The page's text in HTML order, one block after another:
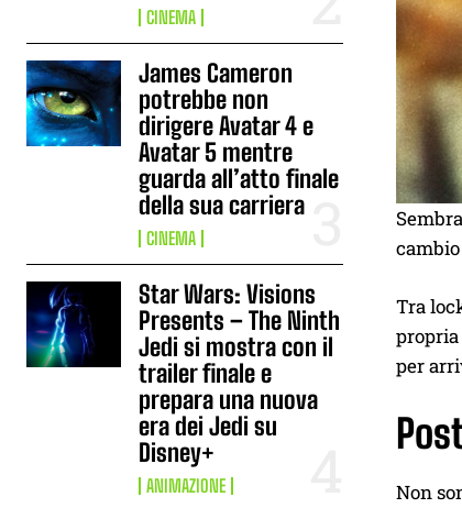
CINEMA
James Cameron
potrebbe non
dirigere Avatar 4 e
Avatar 5 mentre
guarda all’atto finale
della sua carriera
CINEMA
Star Wars: Visions
Presents – The Ninth
Jedi si mostra con il
trailer finale e
prepara una nuova
era dei Jedi su
Disney+
ANIMAZIONE
Tra
per
Non